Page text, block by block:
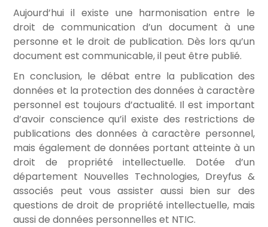
Aujourd’hui il existe une harmonisation entre le
droit de communication d’un document à une
personne et le droit de publication. Dès lors qu’un
document est communicable, il peut être publié.
En conclusion, le débat entre la publication des
données et la protection des données à caractère
personnel est toujours d’actualité. Il est important
d’avoir conscience qu’il existe des restrictions de
publications des données à caractère personnel,
mais également de données portant atteinte à un
droit de propriété intellectuelle. Dotée d’un
département Nouvelles Technologies, Dreyfus &
associés peut vous assister aussi bien sur des
questions de droit de propriété intellectuelle, mais
aussi de données personnelles et NTIC.